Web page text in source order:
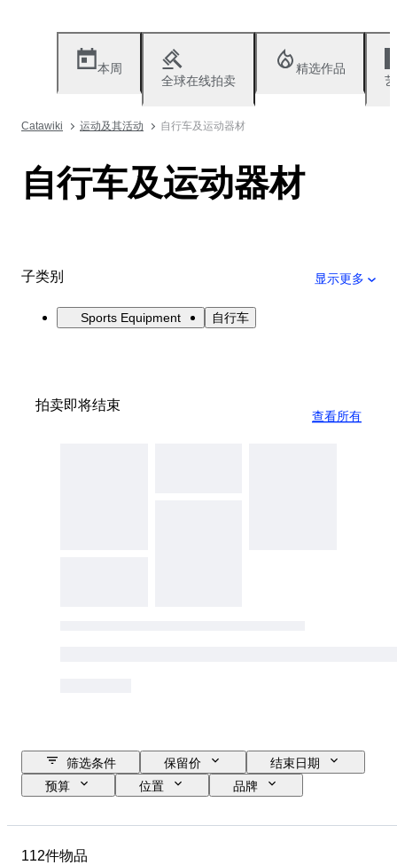
本周
全球在线拍卖
精选作品
Catawiki 运动及其活动 自行车及运动器材
自行车及运动器材
子类别 显示更多
Sports Equipment 自行车
拍卖即将结束
查看所有
筛选条件 保留价
结束日期
预算
位置
品牌
时代
112件物品